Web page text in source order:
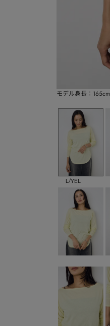
モデル身長：
L/YEL